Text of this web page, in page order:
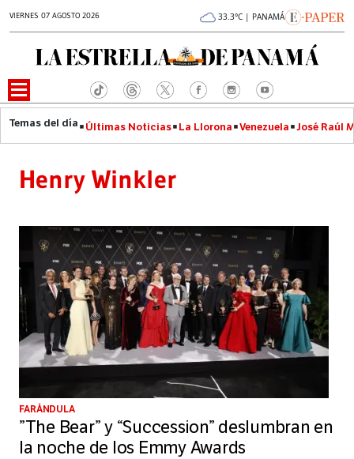
VIERNES 07 AGOSTO 2026 33.3°C | PANAMÁ
Últimas Noticias La Llorona Venezuela José Raúl
Henry Winkler
FARÁNDULA
”The Bear” y “Succession” deslumbran en
la noche de los Emmy Awards